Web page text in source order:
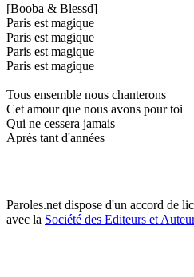
[Booba & Blessd]
Paris est magique
Paris est magique
Paris est magique
Paris est magique
Tous ensemble nous chanterons
Cet amour que nous avons pour toi
Qui ne cessera jamais
Après tant d'années
Paroles.net dispose d'un accord de
avec la Société des Editeurs et